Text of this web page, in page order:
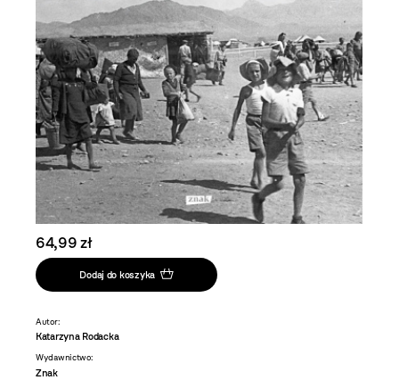
64,99 zł
Dodaj do koszyka
Autor:
Katarzyna Rodacka
Wydawnictwo:
Znak